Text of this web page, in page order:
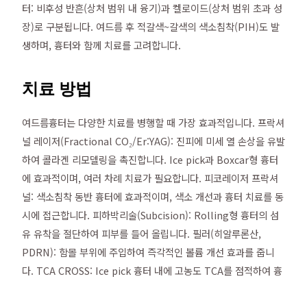
터: 비후성 반흔(상처 범위 내 융기)과 켈로이드(상처 범위 초과 성
장)로 구분됩니다. 여드름 후 적갈색~갈색의 색소침착(PIH)도 발
생하며, 흉터와 함께 치료를 고려합니다.
치료 방법
여드름흉터는 다양한 치료를 병행할 때 가장 효과적입니다. 프락셔
널 레이저(Fractional CO₂/Er:YAG): 진피에 미세 열 손상을 유발
하여 콜라겐 리모델링을 촉진합니다. Ice pick과 Boxcar형 흉터
에 효과적이며, 여러 차례 치료가 필요합니다. 피코레이저 프락셔
널: 색소침착 동반 흉터에 효과적이며, 색소 개선과 흉터 치료를 동
시에 접근합니다. 피하박리술(Subcision): Rolling형 흉터의 섬
유 유착을 절단하여 피부를 들어 올립니다. 필러(히알루론산,
PDRN): 함몰 부위에 주입하여 즉각적인 볼륨 개선 효과를 줍니
다. TCA CROSS: Ice pick 흉터 내에 고농도 TCA를 점적하여 흉